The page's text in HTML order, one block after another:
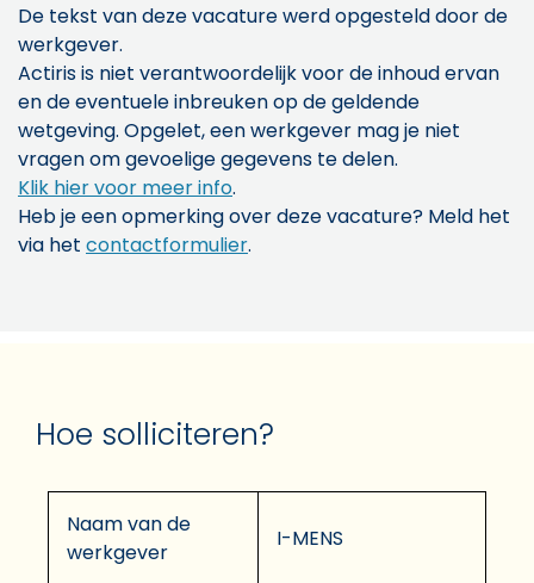
De tekst van deze vacature werd opgesteld door de
werkgever.
Actiris is niet verantwoordelijk voor de inhoud ervan
en de eventuele inbreuken op de geldende
wetgeving. Opgelet, een werkgever mag je niet
vragen om gevoelige gegevens te delen.
Klik hier voor meer info.
Heb je een opmerking over deze vacature? Meld het
via het contactformulier.
Hoe solliciteren?
Naam van de
werkgever
I-MENS